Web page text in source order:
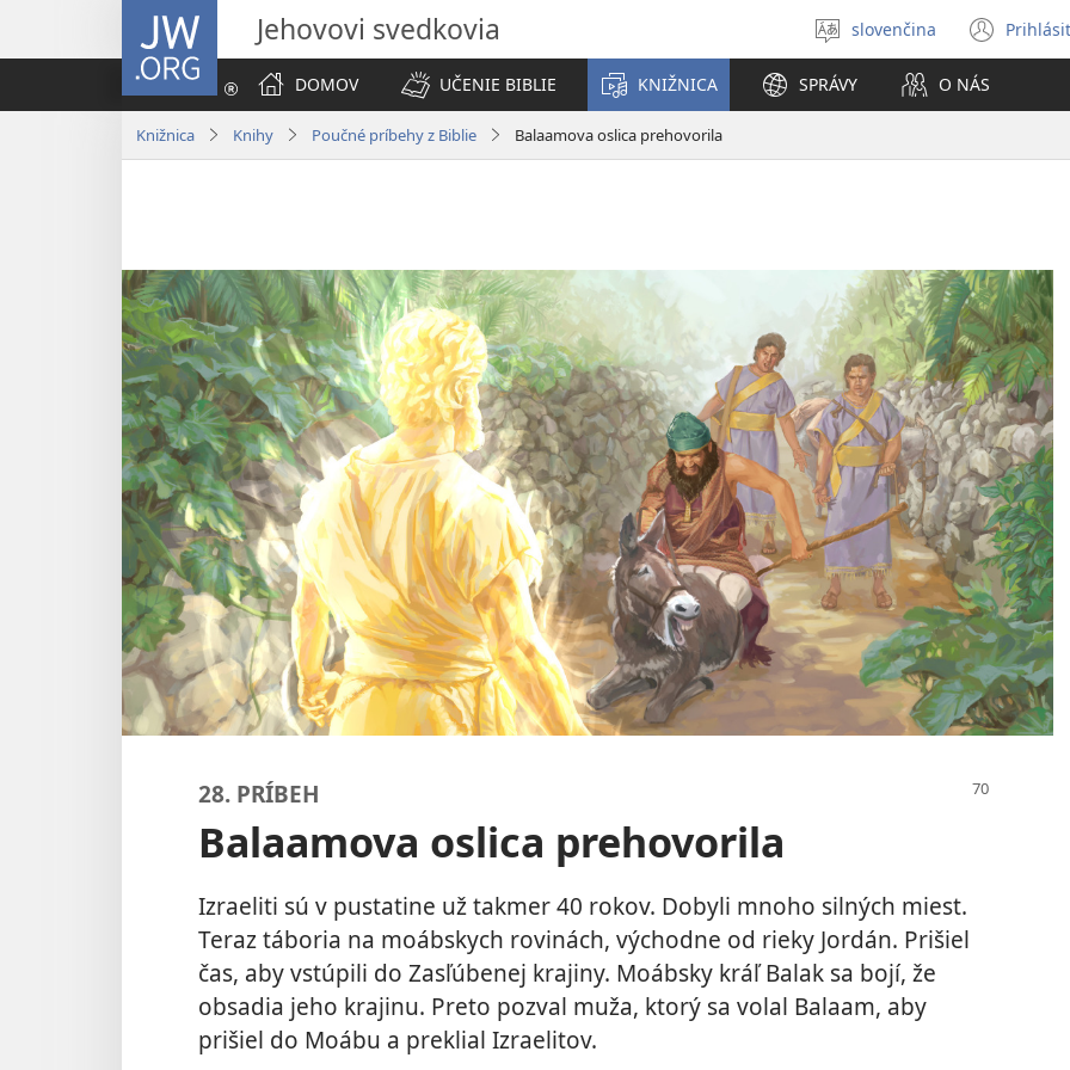
JW.ORG Jehovovi svedkovia
Výber
jazyka
slovenčina
nové
DOMOV
UČENIE BIBLIE KNIŽNICA SPRÁVY O NÁS
Knižnica Knihy Poučné príbehy z Biblie Balaamova oslica prehovorila
28. PRÍBEH
Balaamova oslica prehovorila
Izraeliti sú v pustatine už takmer 40 rokov. Dobyli mnoho silných miest.
Teraz táboria na moábskych rovinách, východne od rieky Jordán. Prišiel
čas, aby vstúpili do Zasľúbenej krajiny. Moábsky kráľ Balak sa bojí, že
obsadia jeho krajinu. Preto pozval muža, ktorý sa volal Balaam, aby
prišiel do Moábu a preklial Izraelitov.